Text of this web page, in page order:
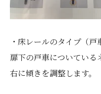
・床レールのタイプ（戸
扉下の戸車についてい
右に傾きを調整します。